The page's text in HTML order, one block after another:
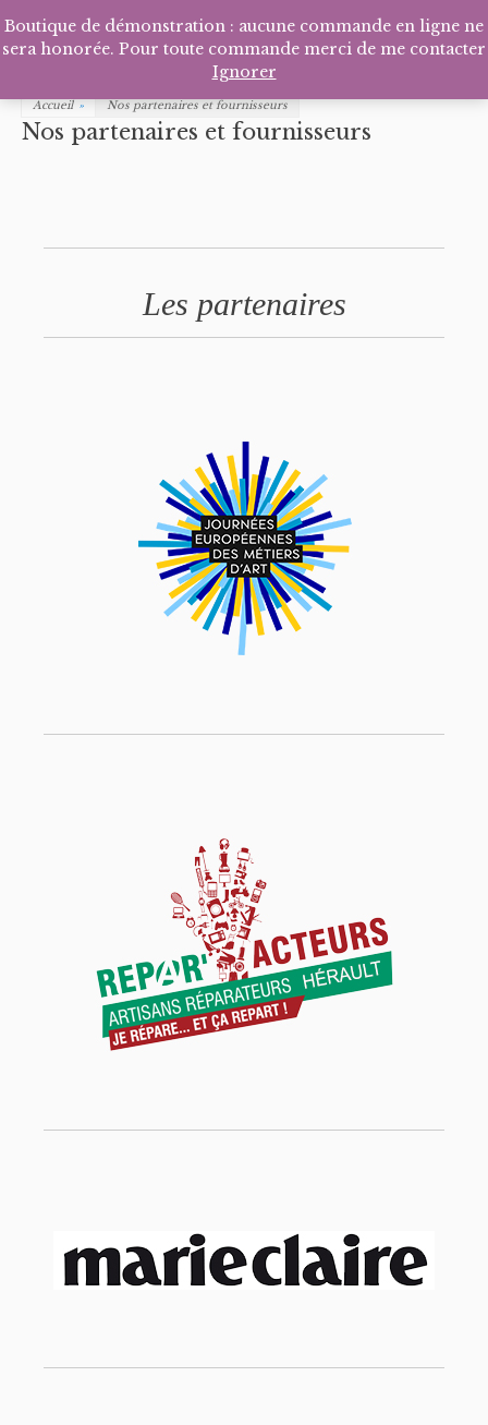
Facebook
Pinterest
Tél
Accueil » Nos partenaires et fournisseurs
Nos partenaires et fournisseurs
Les partenaires
Boutique de démonstration : aucune commande en ligne ne
sera honorée. Pour toute commande merci de me contacter
Ignorer